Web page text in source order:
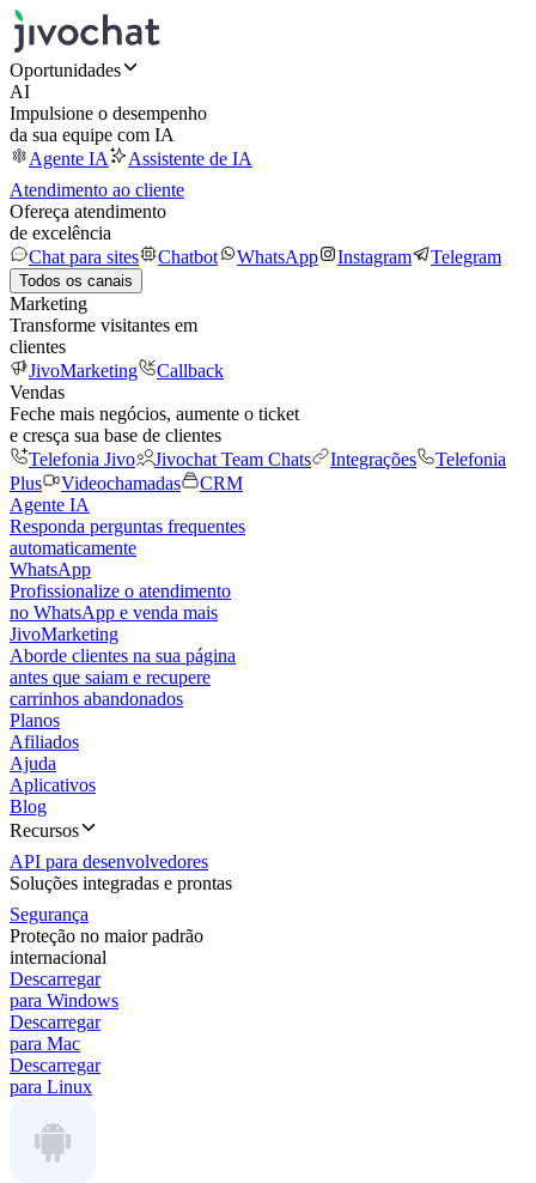
Oportunidades
AI
Impulsione o desempenho
da sua equipe com IA
Agente IA
Assistente de IA
Atendimento ao cliente
Ofereça atendimento
de excelência
Chat para sites
Chatbot WhatsApp Instagram Telegram
Todos os canais
Marketing
Transforme visitantes em
clientes
JivoMarketing
Callback
Vendas
Feche mais negócios, aumente o ticket
e cresça sua base de clientes
Telefonia Jivo
Jivochat Team Chats Integrações
Telefonia
Plus
Videochamadas
CRM
Agente IA
Responda perguntas frequentes
automaticamente
WhatsApp
Profissionalize o atendimento
no WhatsApp e venda mais
JivoMarketing
Aborde clientes na sua página
antes que saiam e recupere
carrinhos abandonados
Planos
Afiliados
Ajuda
Aplicativos
Blog
Recursos
API para desenvolvedores
Soluções integradas e prontas
Segurança
Proteção no maior padrão
internacional
Descarregar
para Windows
Descarregar
para Mac
Descarregar
para Linux